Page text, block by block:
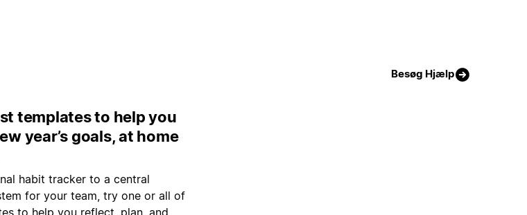
Besøg Hjælp
templates to help you
year’s goals, at home
habit tracker to a central
for your team, try one or all of